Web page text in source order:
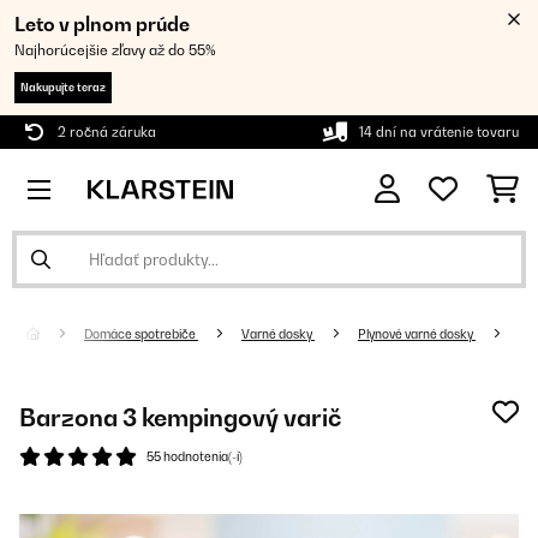
Leto v plnom prúde
Najhorúcejšie zľavy až do 55%
Nakupujte teraz
2 ročná záruka 14 dní na vrátenie tovaru
Domáce spotrebiče Varné dosky Plynové varné dosky
Barzona 3 kempingový varič
55 hodnotenia(-í)